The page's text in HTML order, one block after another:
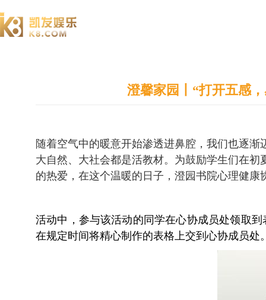
澄馨家园丨“打开五感
随着空气中的暖意开始渗透进鼻腔，我们也逐
大自然、大社会都是活教材。为鼓励学生们在
的热爱，在这个温暖的日子，澄园书院心理健康
活动中，参与该活动的同学在心协成员处领取
在规定时间将精心制作的表格上交到心协成员处